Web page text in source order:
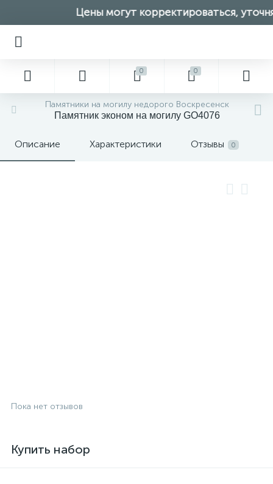
Цены могут корректироваться,
0 0
Памятники на могилу недорого Воскресенск
Памятник эконом на могилу GO4076
Описание Характеристики Отзывы 0
Пока нет отзывов
Купить набор